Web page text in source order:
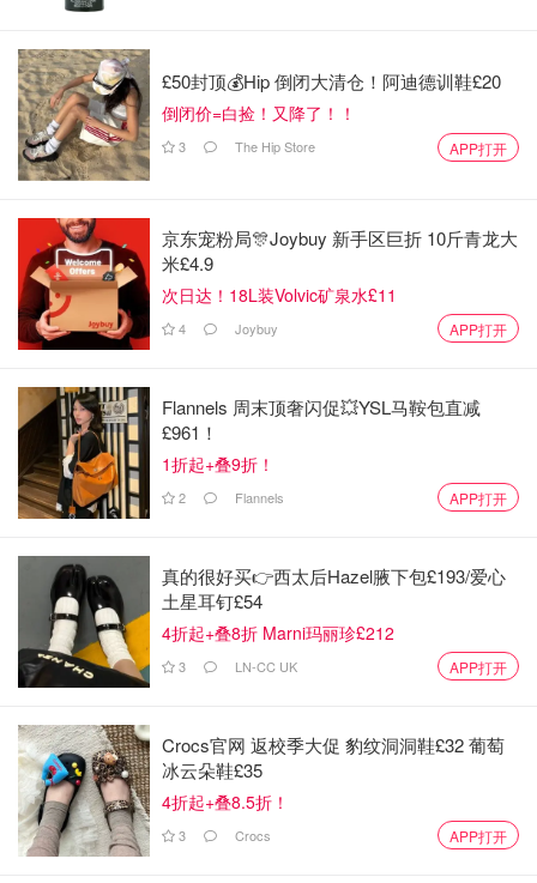
「该长文章来自@瓜田里的猹-北美省钱快报，版权归原作
者所有」
如果你喜欢我们的文章记得❤喜欢+⭐收藏+📣分享
哦，也可
以加小编服务号（DMxQianDuoDuo）了解更多英国优质折
扣和攻略内容~
£50封顶💰Hip 倒闭大清仓！阿迪德训鞋£20
倒闭价=白捡！又降了！！
3 The Hip Store APP打开
京东宠粉局🎊Joybuy 新手区巨折 10斤青龙大
米£4.9
次日达！18L装Volvic矿泉水£11
4 Joybuy APP打开
Flannels 周末顶奢闪促💥YSL马鞍包直减
£961！
1折起+叠9折！
2 Flannels APP打开
真的很好买👉西太后Hazel腋下包£193/爱心
土星耳钉£54
4折起+叠8折 Marni玛丽珍£212
3 LN-CC UK APP打开
Crocs官网 返校季大促 豹纹洞洞鞋£32 葡萄
冰云朵鞋£35
4折起+叠8.5折！
3 Crocs APP打开